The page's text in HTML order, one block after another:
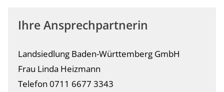
Ihre Ansprechpartnerin
Landsiedlung Baden-Württemberg GmbH
Frau Linda Heizmann
Telefon 0711 6677 3343